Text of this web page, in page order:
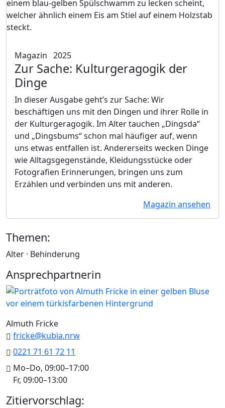
Magazin 2025
Zur Sache: Kulturgeragogik der
Dinge
In dieser Ausgabe geht’s zur Sache: Wir
beschäftigen uns mit den Dingen und ihrer Rolle in
der Kulturgeragogik. Im Alter tauchen „Dingsda“
und „Dingsbums“ schon mal häufiger auf, wenn
uns etwas entfallen ist. Andererseits wecken Dinge
wie Alltagsgegenstände, Kleidungsstücke oder
Fotografien Erinnerungen, bringen uns zum
Erzählen und verbinden uns mit anderen.
Magazin ansehen
Themen:
Alter · Behinderung
Ansprechpartnerin
Almuth Fricke
fricke@kubia.nrw
0221 71 61 72 11
Mo–Do, 09:00–17:00
Fr, 09:00–13:00
Zitiervorschlag: